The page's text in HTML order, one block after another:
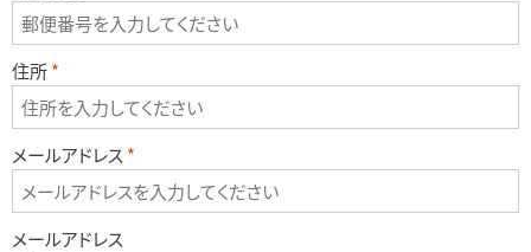
住所
メールアドレス
メールアドレス